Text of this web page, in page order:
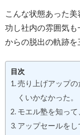
こんな状態あった
功し社内の雰囲気
からの脱出の軌跡を
目次
売り上げアップ
くいかなかった。
モエル塾を知って
アップセールを